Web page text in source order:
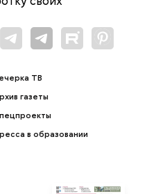
ТВ
газеты
в образовании